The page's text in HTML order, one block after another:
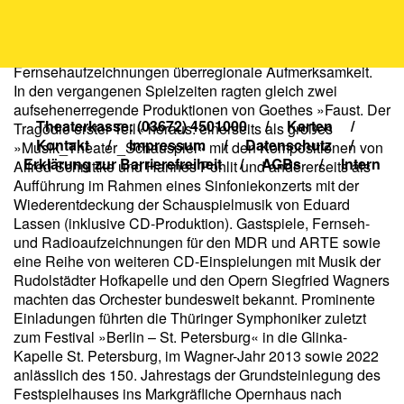
Fernsehaufzeichnungen überregionale Aufmerksamkeit.
In den vergangenen Spielzeiten ragten gleich zwei
aufsehenerregende Produktionen von Goethes »Faust. Der
Tragödie erster Teil« heraus: einerseits als großes
»Musik_Theater_Schauspiel« mit den Kompositionen von
Alfred Schnittke und Hannes Pohlit und andererseits als
Aufführung im Rahmen eines Sinfoniekonzerts mit der
Wiederentdeckung der Schauspielmusik von Eduard
Lassen (inklusive CD-Produktion). Gastspiele, Fernseh-
und Radioaufzeichnungen für den MDR und ARTE sowie
eine Reihe von weiteren CD-Einspielungen mit Musik der
Rudolstädter Hofkapelle und den Opern Siegfried Wagners
machten das Orchester bundesweit bekannt. Prominente
Einladungen führten die Thüringer Symphoniker zuletzt
zum Festival »Berlin – St. Petersburg« in die Glinka-
Kapelle St. Petersburg, im Wagner-Jahr 2013 sowie 2022
anlässlich des 150. Jahrestags der Grundsteinlegung des
Festspielhauses ins Markgräfliche Opernhaus nach
Theaterkasse: (03672) 4501000 / Karten
/
Kontakt
/ Impressum / Datenschutz
/
Erklärung zur Barrierefreiheit
/ AGBs / Intern